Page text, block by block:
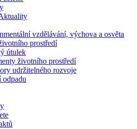
vzdělávání, výchova a osvěta
prostředí
útulek
životního prostředí
udržitelného rozvoje
odpadu